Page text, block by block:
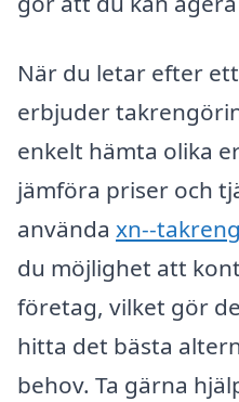
När du letar efter
erbjuder
enkelt hämta olika
jämföra priser och
använda xn--
du möjlighet att
företag, vilket gör
hitta det bästa
behov. Ta gärna